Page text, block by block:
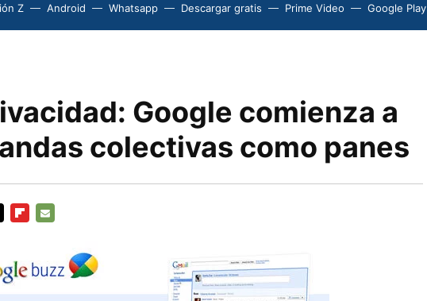
Z Android Whatsapp Descargar gratis Prime Video Google Play
Google comienza a
colectivas como panes